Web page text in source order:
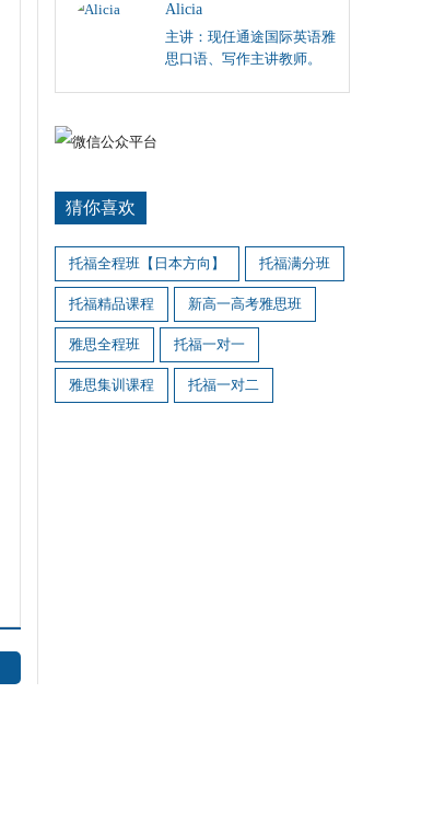
Alicia
主讲：现任通途国际英语雅
思口语、写作主讲教师。
猜你喜欢
托福全程班【日本方向】 托福满分班
托福精品课程 新高一高考雅思班
雅思全程班 托福一对一
雅思集训课程 托福一对二